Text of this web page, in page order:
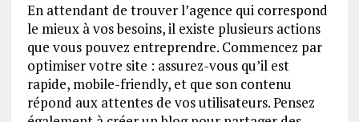
En attendant de trouver l’agence qui correspond
le mieux à vos besoins, il existe plusieurs actions
que vous pouvez entreprendre. Commencez par
optimiser votre site : assurez-vous qu’il est
rapide, mobile-friendly, et que son contenu
répond aux attentes de vos utilisateurs. Pensez